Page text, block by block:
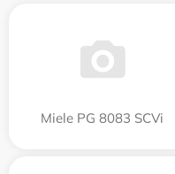
Miele PG 8083 SCVi